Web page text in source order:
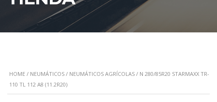
HOME / NEUMÁTICOS / NEUMÁTICOS AGRÍCOLAS / N 280/85R20 STARMAXX TR-
110 TL 112 A8 (11.2R20)